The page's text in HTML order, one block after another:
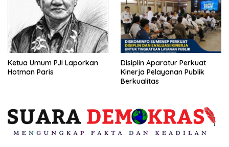
Ketua Umum PJI Laporkan
Hotman Paris
Disiplin Aparatur Perkuat
Kinerja Pelayanan Publik
Berkualitas